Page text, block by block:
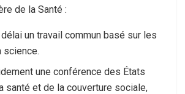
de la Santé :
un travail commun basé sur les
science.
une conférence des États
santé et de la couverture sociale,